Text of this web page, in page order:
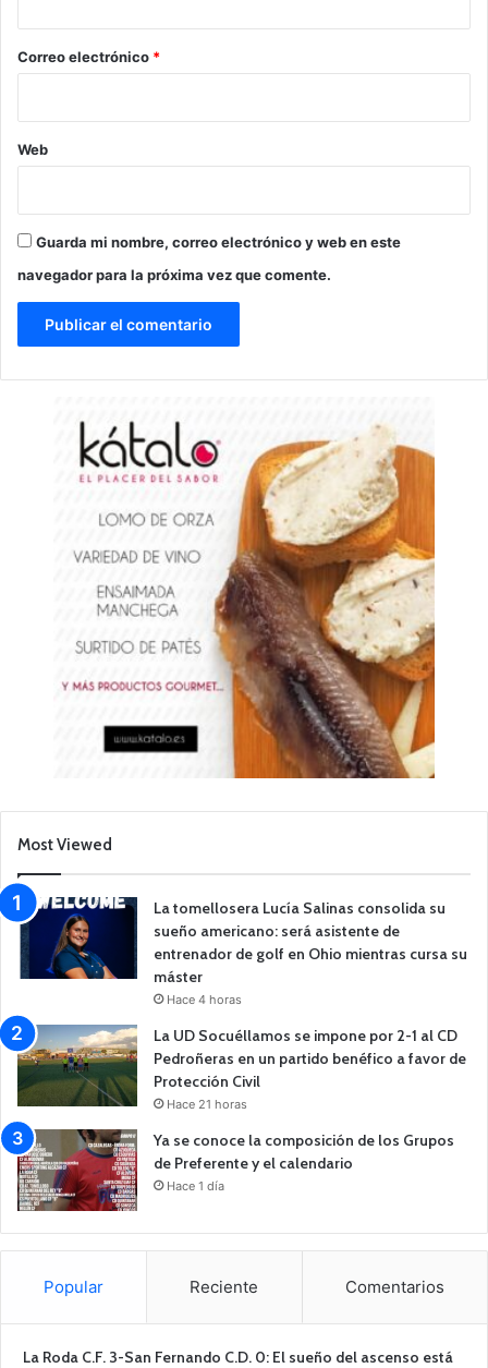
*
Correo electrónico *
Web
Guarda mi nombre, correo electrónico y web en este
navegador para la próxima vez que comente.
Most Viewed
La tomellosera Lucía Salinas consolida su
sueño americano: será asistente de
entrenador de golf en Ohio mientras cursa su
máster
Hace 4 horas
La UD Socuéllamos se impone por 2-1 al CD
Pedroñeras en un partido benéfico a favor de
Protección Civil
Hace 21 horas
Ya se conoce la composición de los Grupos
de Preferente y el calendario
Hace 1 día
Popular Reciente Comentarios
La Roda C.F. 3-San Fernando C.D. 0: El sueño del ascenso está